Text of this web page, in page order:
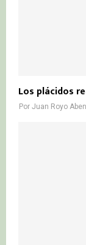
Los plácidos
Por Juan Royo